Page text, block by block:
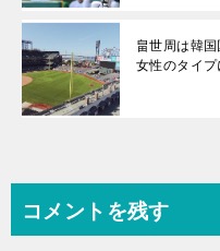
畠世周は韓
女性のタイプ
コメントを残す